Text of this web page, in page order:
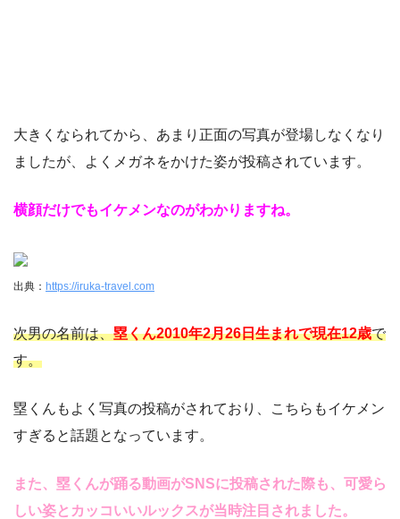
大きくなられてから、あまり正面の写真が登場しなくなり
ましたが、よくメガネをかけた姿が投稿されています。
横顔だけでもイケメンなのがわかりますね。
出典： https://iruka-travel.com
次男の名前は、塁くん2010年2月26日生まれで現在12歳で
す。
塁くんもよく写真の投稿がされており、こちらもイケメン
すぎると話題となっています。
また、塁くんが踊る動画がSNSに投稿された際も、可愛ら
しい姿とカッコいいルックスが当時注目されました。